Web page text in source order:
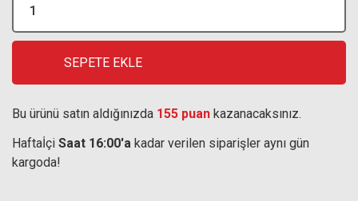
SEPETE EKLE
Bu ürünü satın aldığınızda 155 puan kazanacaksınız.
Haftaİçi Saat 16:00'a kadar verilen siparişler aynı gün
kargoda!